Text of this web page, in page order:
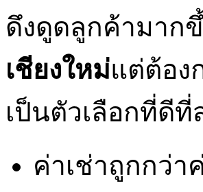
ดึงดูดลูกค้ามาก
เชียงใหม่แต่ต้อง
เป็นตัวเลือกที่ดี
ค่าเช่าถูกกว่า